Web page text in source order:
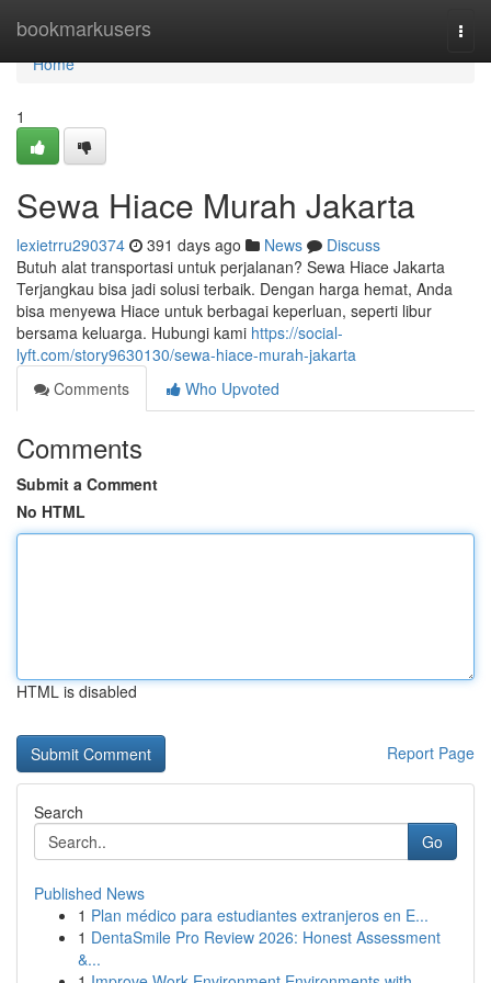
bookmarkusers
Home
Home
1
Sewa Hiace Murah Jakarta
lexietrru290374 391 days ago News
Discuss
Butuh alat transportasi untuk perjalanan? Sewa Hiace Jakarta
Terjangkau bisa jadi solusi terbaik. Dengan harga hemat, Anda
bisa menyewa Hiace untuk berbagai keperluan, seperti libur
bersama keluarga. Hubungi kami https://social-
lyft.com/story9630130/sewa-hiace-murah-jakarta
Comments
Who Upvoted
Comments
Submit a Comment
No HTML
HTML is disabled
Report Page
Search
Go
Published News
1 Plan médico para estudiantes extranjeros en E...
1 DentaSmile Pro Review 2026: Honest Assessment
&...